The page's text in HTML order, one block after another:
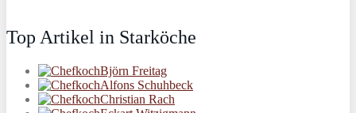
Top Artikel in Starköche
Björn Freitag
Alfons Schuhbeck
Christian Rach